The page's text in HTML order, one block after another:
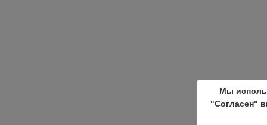
Мы
"Согласен"